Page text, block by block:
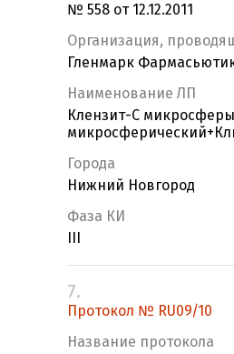
№ 558 от 12.12.2011
Организация,
Гленмарк
Наименование ЛП
Клензит-С
Города
Нижний Новгород
Фаза КИ
7.
Протокол № RU09/10
Название протокола